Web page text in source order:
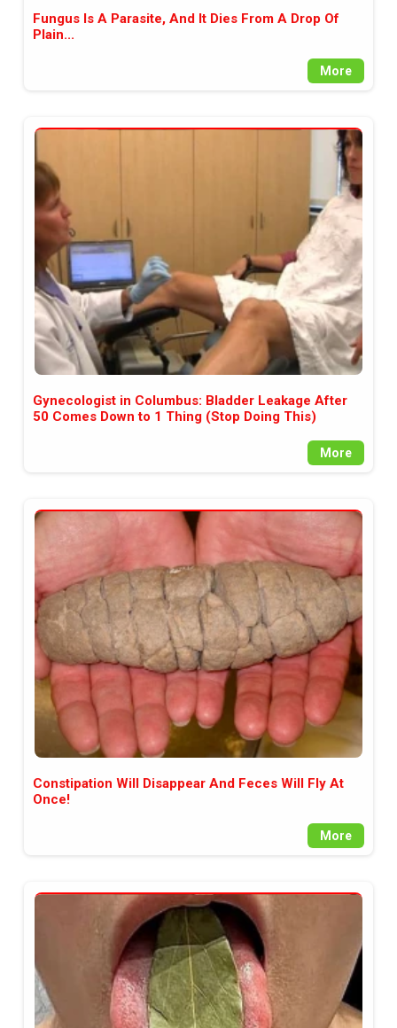
Fungus Is A Parasite, And It Dies From A Drop Of
Plain...
More
Gynecologist in Columbus: Bladder Leakage After
50 Comes Down to 1 Thing (Stop Doing This)
More
Constipation Will Disappear And Feces Will Fly At
Once!
More